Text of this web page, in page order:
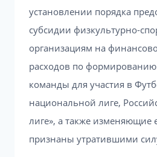
установлении порядка
субсидии физкультурно-
организациям на
расходов по формированию
команды для участия в
национальной лиге,
лиге», а также изменяющие
признаны утратившими